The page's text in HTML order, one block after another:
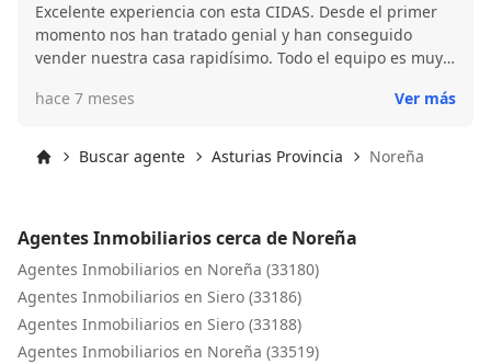
Excelente experiencia con esta CIDAS. Desde el primer
momento nos han tratado genial y han conseguido
vender nuestra casa rapidísimo. Todo el equipo es muy
Karina, que ha sido súper eficiente y nos ha ayudado en
resolutiva. Además, realizan fotos profesionales que
sacan la mejor versión de la vivienda, lo que sin duda
que quiera vender su casa con rapidez y tranquilidad.
hace 7 meses Ver más
Buscar agente Asturias Provincia Noreña
Agentes Inmobiliarios cerca de Noreña
Agentes Inmobiliarios en Noreña (33180)
Agentes Inmobiliarios en Siero (33186)
Agentes Inmobiliarios en Siero (33188)
Agentes Inmobiliarios en Noreña (33519)